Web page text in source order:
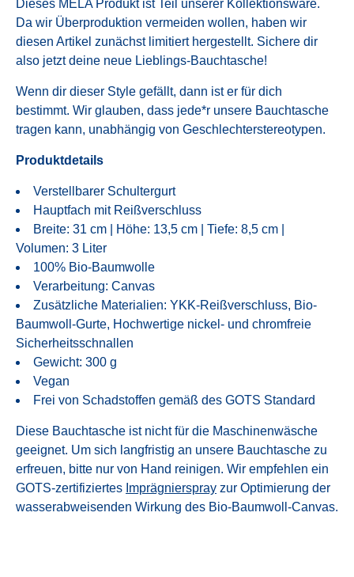
Dieses MELA Produkt ist Teil unserer Kollektionsware.
Da wir Überproduktion vermeiden wollen, haben wir
diesen Artikel zunächst limitiert hergestellt. Sichere dir
also jetzt deine neue Lieblings-Bauchtasche!
Wenn dir dieser Style gefällt, dann ist er für dich
bestimmt. Wir glauben, dass jede*r unsere Bauchtasche
tragen kann, unabhängig von Geschlechterstereotypen.
Produktdetails
Verstellbarer Schultergurt
Hauptfach mit Reißverschluss
Breite: 31 cm | Höhe: 13,5 cm | Tiefe: 8,5 cm |
Volumen: 3 Liter
100% Bio-Baumwolle
Verarbeitung: Canvas
Zusätzliche Materialien: YKK-Reißverschluss, Bio-
Baumwoll-Gurte, Hochwertige nickel- und chromfreie
Sicherheitsschnallen
Gewicht: 300 g
Vegan
Frei von Schadstoffen gemäß des GOTS Standard
Diese Bauchtasche ist nicht für die Maschinenwäsche
geeignet. Um sich langfristig an unsere Bauchtasche zu
erfreuen, bitte nur von Hand reinigen. Wir empfehlen ein
GOTS-zertifiziertes Imprägnierspray zur Optimierung der
wasserabweisenden Wirkung des Bio-Baumwoll-Canvas.